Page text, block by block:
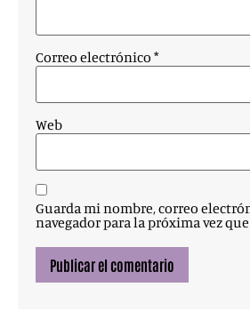
Correo electrónico *
Web
Guarda mi nombre, correo
navegador para la próxima vez